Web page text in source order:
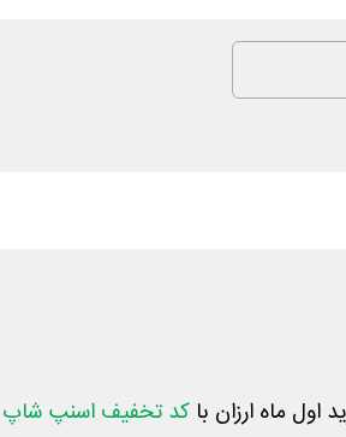
اول ماه ارزان با کد تخفیف اسنپ شاپ